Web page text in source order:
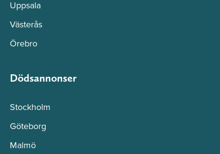
Uppsala
Västerås
Örebro
Dödsannonser
Stockholm
Göteborg
Malmö